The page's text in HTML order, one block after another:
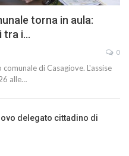
torna in aula:
tra i…
0
di Casagiove. L'assise
alle…
delegato cittadino di